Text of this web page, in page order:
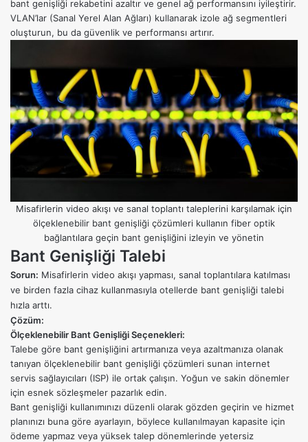
bant genişliği rekabetini azaltır ve genel ağ performansını iyileştirir.
VLAN’lar (Sanal Yerel Alan Ağları) kullanarak izole ağ segmentleri
oluşturun, bu da güvenlik ve performansı artırır.
Misafirlerin video akışı ve sanal toplantı taleplerini karşılamak için
ölçeklenebilir bant genişliği çözümleri kullanın fiber optik
bağlantılara geçin bant genişliğini izleyin ve yönetin
Bant Genişliği Talebi
Sorun: Misafirlerin video akışı yapması, sanal toplantılara katılması
ve birden fazla cihaz kullanmasıyla otellerde bant genişliği talebi
hızla arttı.
Çözüm:
Ölçeklenebilir Bant Genişliği Seçenekleri:
Talebe göre bant genişliğini artırmanıza veya azaltmanıza olanak
tanıyan ölçeklenebilir bant genişliği çözümleri sunan internet
servis sağlayıcıları (ISP) ile ortak çalışın. Yoğun ve sakin dönemler
için esnek sözleşmeler pazarlık edin.
Bant genişliği kullanımınızı düzenli olarak gözden geçirin ve hizmet
planınızı buna göre ayarlayın, böylece kullanılmayan kapasite için
ödeme yapmaz veya yüksek talep dönemlerinde yetersiz